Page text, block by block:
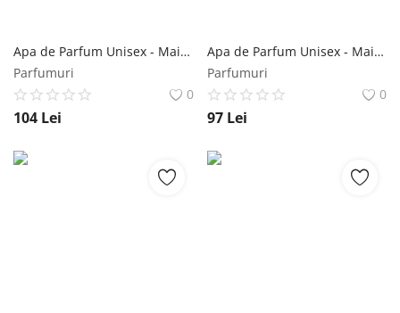
Apa de Parfum Unisex - Maison Alhambra EDP Roman Leather, 80 ml Maison Alhambra
Parfumuri
0
104 Lei
Apa de Parfum Unisex - Maison Alhambra EDP Philos Opus Noir, 100 ml Maison Alhambra
Parfumuri
0
97 Lei